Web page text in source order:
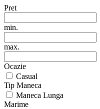
Pret
min.
max.
Ocazie
Casual
Tip Maneca
Maneca Lunga
Marime